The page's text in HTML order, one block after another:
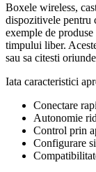
Boxele wireless,
dispozitivele pentru
exemple de
timpului liber.
sau sa citesti
Iata caracteristici
Conectare
Autonomie
Control prin
Configurare